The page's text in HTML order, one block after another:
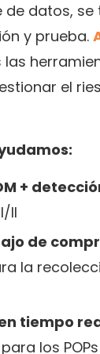
de datos,
y prueba.
el
+
II
de
la
tiempo
para los